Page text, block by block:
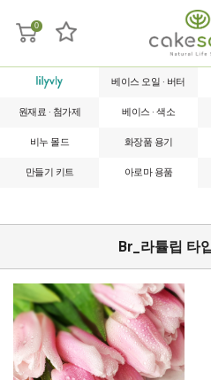
0
베이스 오일 · 버터
원재료 · 첨가제 베이스 · 색소
비누 몰드 화장품 용기
만들기 키트 아로마 용품
Br_라튤립 타